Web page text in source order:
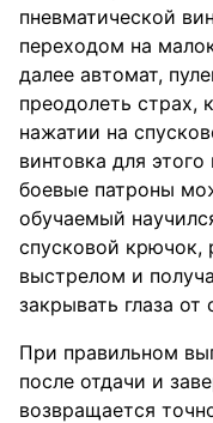
пневматической
переходом на
далее автомат,
преодолеть страх,
нажатии на
винтовка для
боевые патроны
обучаемый
спусковой крючок,
выстрелом и
закрывать глаза от
При правильном
после отдачи и
возвращается